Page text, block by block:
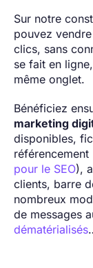
Sur notre
pouvez
clics, sans
se fait en
même onglet.
Bénéficiez
marketing
disponibles,
pour le SEO),
clients, barre
nombreux
de messages
dématérialisés